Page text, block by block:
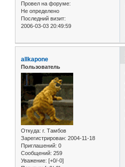
Провел на форуме:
Не определено
Последний визит:
2006-03-03 20:49:59
allkapone
Пользователь
Откуда: г. Тамбов
Зарегистрирован: 2004-11-18
Приглашений: 0
Сообщений: 259
Уважение: [+0/-0]